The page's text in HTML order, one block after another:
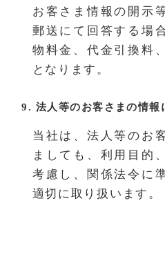
お客さま情報の開示
郵送にて回答する場
物料金、代金引換料
となります。
9. 法人等のお客さまの情報
当社は、法人等のお
ましても、利用目的
考慮し、関係法令に
適切に取り扱います。